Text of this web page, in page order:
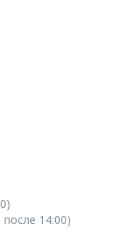
14:00)